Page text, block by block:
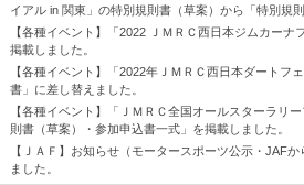
イアル in 関東」の特別規則書（草案）から「特別規
【各種イベント】「2022 ＪＭＲＣ西日本ジムカー
掲載しました。
【各種イベント】「2022年ＪＭＲＣ西日本ダートフ
書」に差し替えました。
【各種イベント】「ＪＭＲＣ全国オールスターラリ
則書（草案）・参加申込書一式」を掲載しました。
【ＪＡＦ】お知らせ（モータースポーツ公示・JAF
ました。